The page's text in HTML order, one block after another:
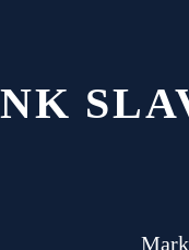
NK